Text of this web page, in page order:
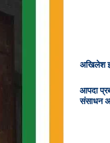
अखिलेश
आपदा
संसाधन